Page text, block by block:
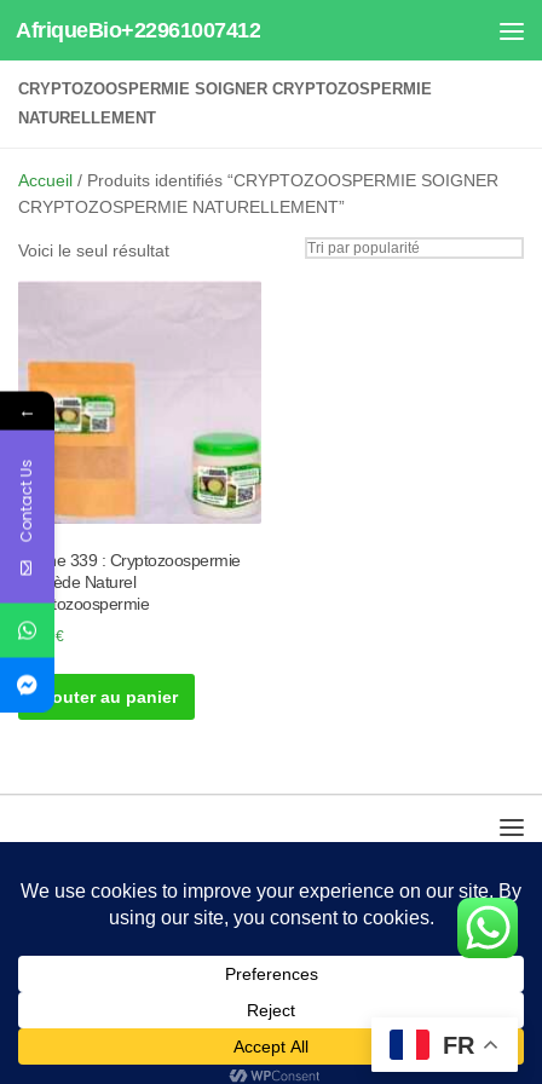
Au dessous du contenu
AfriqueBio+22961007412
CRYPTOZOOSPERMIE SOIGNER CRYPTOZOSPERMIE
NATURELLEMENT
Accueil / Produits identifiés “CRYPTOZOOSPERMIE SOIGNER
CRYPTOZOSPERMIE NATURELLEMENT”
Voici le seul résultat
Tisane 339 : Cryptozoospermie
Remède Naturel
Cryptozoospermie
50.00€
Ajouter au panier
FR
←
Contact Us